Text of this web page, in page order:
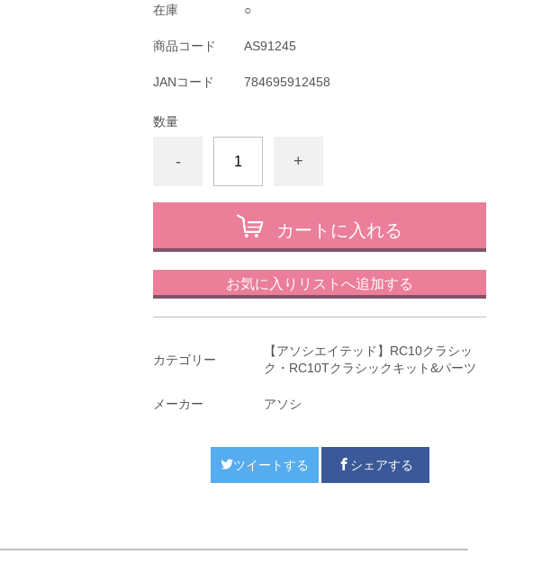
在庫 ○
商品コード AS91245
JANコード 784695912458
数量
- +
カートに入れる
お気に入りリストへ追加する
カテゴリー
【アソシエイテッド】RC10クラシッ
ク・RC10Tクラシックキット&パーツ
メーカー アソシ
ツイートする シェアする